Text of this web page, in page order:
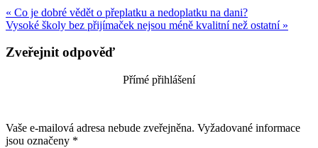
« Co je dobré vědět o přeplatku a nedoplatku na dani?
Vysoké školy bez přijímaček nejsou méně kvalitní než ostatní »
Zveřejnit odpověď
Přímé přihlášení
Vaše e-mailová adresa nebude zveřejněna. Vyžadované informace
jsou označeny *